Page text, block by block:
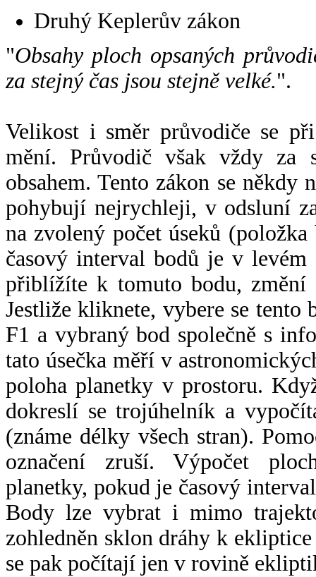
Druhý Keplerův zákon
"Obsahy ploch opsaných
za stejný čas jsou stejně velké.".
Velikost i směr průvodiče se
mění. Průvodič však vždy za
obsahem. Tento zákon se někdy
pohybují nejrychleji, v odsluní
na zvolený počet úseků
časový interval bodů je v
přiblížíte k tomuto bodu,
Jestliže kliknete, vybere se tento
F1 a vybraný bod společně s
tato úsečka měří v
poloha planetky v prostoru.
dokreslí se trojúhelník a
(známe délky všech stran).
označení zruší. Výpočet
planetky, pokud je časový
Body lze vybrat i mimo
zohledněn sklon dráhy k
se pak počítají jen v rovině